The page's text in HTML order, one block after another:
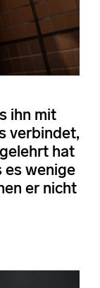
ihn mit
verbindet,
hat
es wenige
er nicht